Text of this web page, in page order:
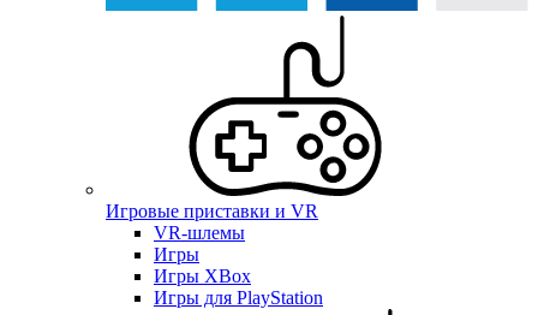
Игровые приставки и VR
VR-шлемы
Игры
Игры XBox
Игры для PlayStation